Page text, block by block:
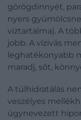
görögdinnyét,
nyers
víztartalma). A
jobb. A vízivás
leghatékonyabb
maradj, sőt,
A túlhidratálás
veszélyes
úgynevezett